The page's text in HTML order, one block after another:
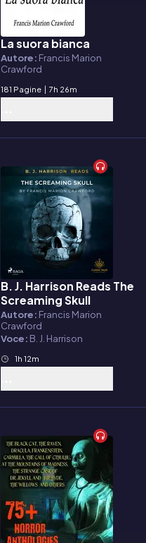
E-book
La suora bianca
Autore: Francis Marion
Crawford
181 Pagine | 7h 26m
Audiolibro
B. J. Harrison Reads The
Screaming Skull
Autore: Francis Marion
Crawford
Voce: B. J. Harrison
1h 12m